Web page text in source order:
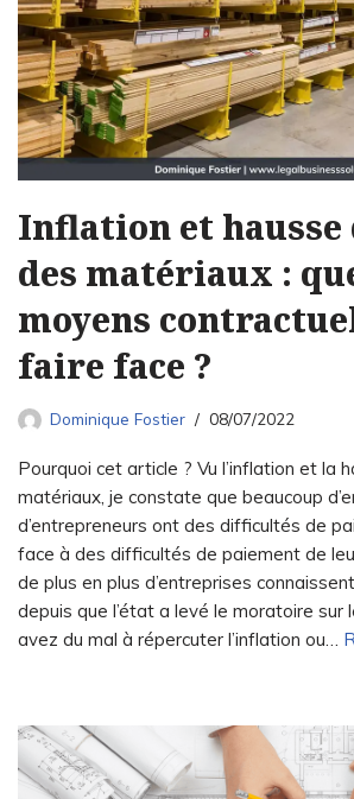
Inflation et
des matériaux :
moyens
faire face ?
Dominique Fostier 08/07/2022
Pourquoi cet article ? Vu l’inflation et la
matériaux, je constate que beaucoup
d’entrepreneurs ont des difficultés de
face à des difficultés de paiement de
de plus en plus d’entreprises
depuis que l’état a levé le moratoire sur
avez du mal à répercuter l’inflation ou…